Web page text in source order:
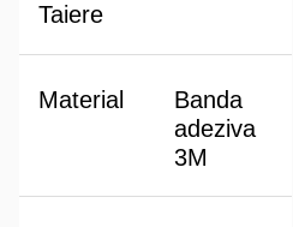
Taiere
Material
Banda
adeziva
3M